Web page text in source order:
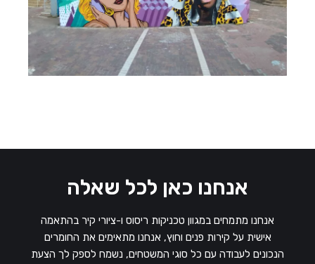
אנחנו כאן לכל שאלה
אנחנו מתמחים במגוון טכניקות ריסוס ו-ציורי קיר בהתאמה
אישית על קירות פנים וחוץ, אנחנו מתאימים את החומרים
הנכונים לעבודה עם כל סוגי המשטחים, נשמח לספק לך הצעת